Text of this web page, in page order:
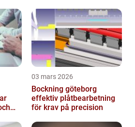
03 mars 2026
Bockning göteborg
effektiv plåtbearbetning
för krav på precision